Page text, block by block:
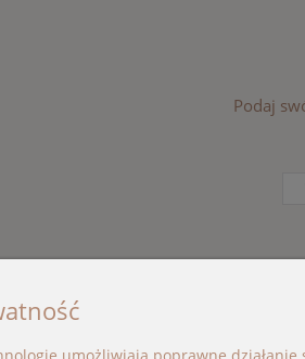
Podaj
umożliwiają poprawne